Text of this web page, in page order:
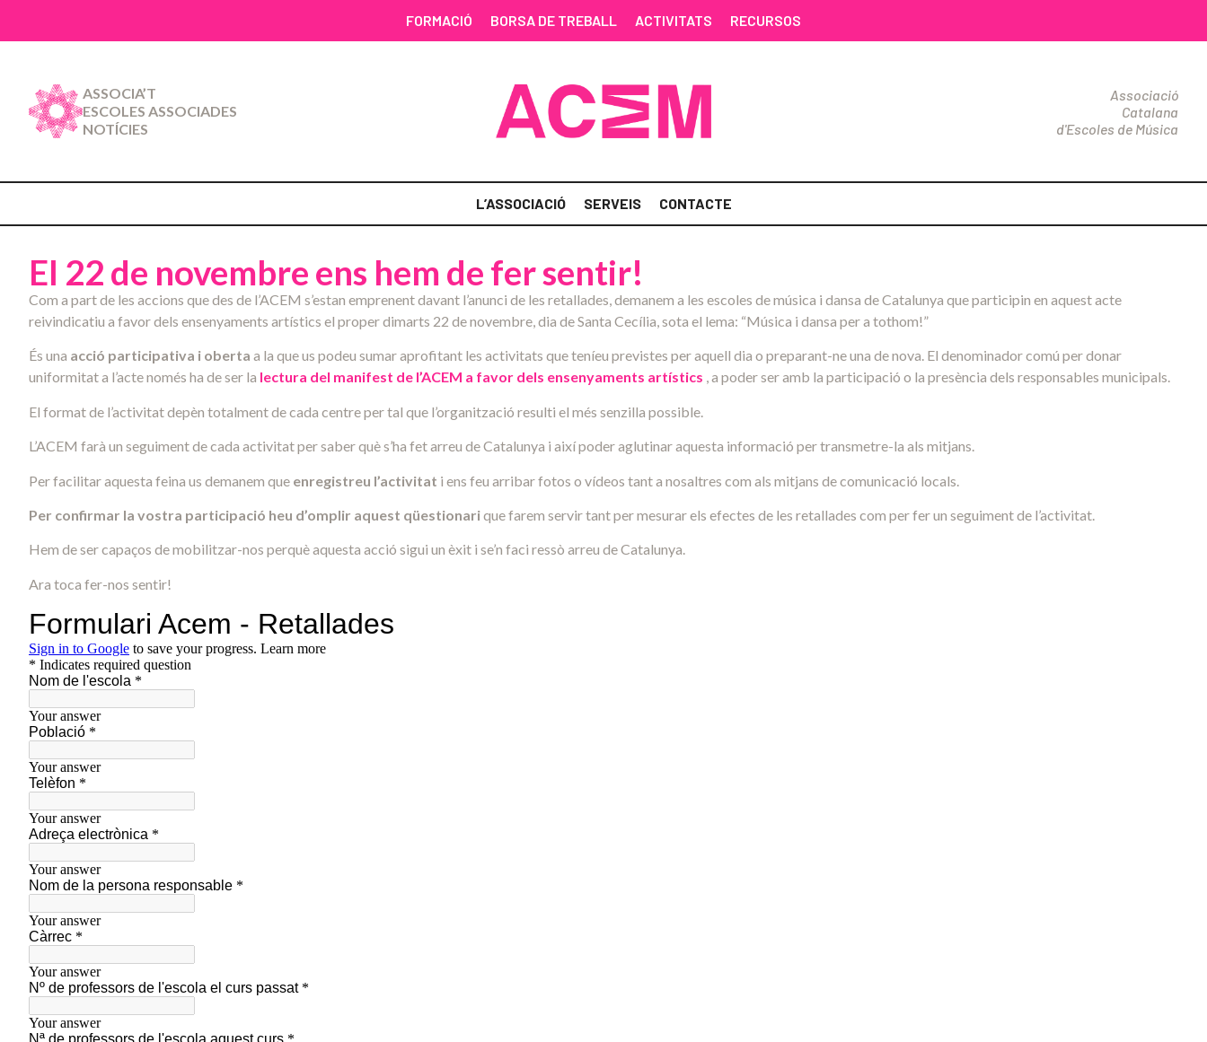
FORMACIÓ BORSA DE TREBALL ACTIVITATS RECURSOS
ASSOCIA’T
ESCOLES ASSOCIADES
NOTÍCIES
Associació
Catalana
d'Escoles de Música
L’ASSOCIACIÓ SERVEIS CONTACTE
El 22 de novembre ens hem de fer sentir!
Com a part de les accions que des de l’ACEM s’estan emprenent davant l’anunci de les retallades, demanem a les escoles de música i dansa de Catalunya que participin en aquest acte
reivindicatiu a favor dels ensenyaments artístics el proper dimarts 22 de novembre, dia de Santa Cecília, sota el lema: “Música i dansa per a tothom!”
És una acció participativa i oberta a la que us podeu sumar aprofitant les activitats que teníeu previstes per aquell dia o preparant-ne una de nova. El denominador comú per donar
uniformitat a l’acte només ha de ser la lectura del manifest de l’ACEM a favor dels ensenyaments artístics , a poder ser amb la participació o la presència dels responsables municipals.
El format de l’activitat depèn totalment de cada centre per tal que l’organització resulti el més senzilla possible.
L’ACEM farà un seguiment de cada activitat per saber què s’ha fet arreu de Catalunya i així poder aglutinar aquesta informació per transmetre-la als mitjans.
Per facilitar aquesta feina us demanem que enregistreu l’activitat i ens feu arribar fotos o vídeos tant a nosaltres com als mitjans de comunicació locals.
Per confirmar la vostra participació heu d’omplir aquest qüestionarique farem servir tant per mesurar els efectes de les retallades com per fer un seguiment de l’activitat.
Hem de ser capaços de mobilitzar-nos perquè aquesta acció sigui un èxit i se’n faci ressò arreu de Catalunya.
Ara toca fer-nos sentir!